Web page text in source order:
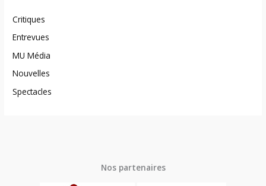
Critiques
Entrevues
MU Média
Nouvelles
Spectacles
Nos partenaires